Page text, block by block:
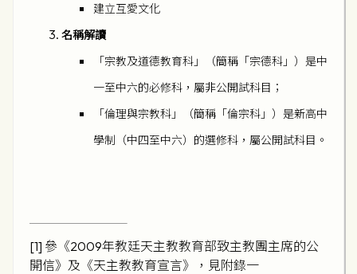
建立互愛文化
名稱解讀
「宗教及道德教育科」（簡稱「宗德科」）是中
一至中六的必修科，屬非公開試科目；
「倫理與宗教科」（簡稱「倫宗科」）是新高中
學制（中四至中六）的選修科，屬公開試科目。
[1] 參《2009年教廷天主教教育部致主教團主席的公
開信》及《天主教教育宣言》，見附錄一